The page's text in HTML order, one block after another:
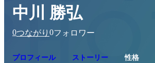
中川 勝弘
0つながり 0フォロワー
プロフィール ストーリー 性格